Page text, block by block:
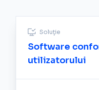
Soluţie
Software
utilizatorului